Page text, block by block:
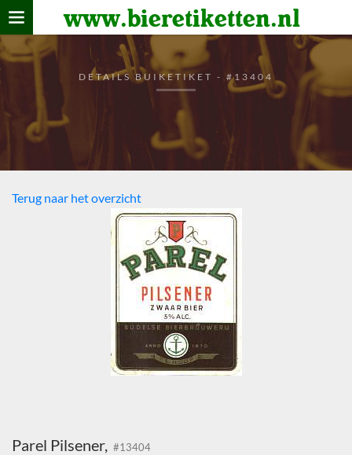
www.bieretiketten.nl
Home
verzamelen
De bierkaart
Bezoekers
DETAILS BUIKETIKET - #13404
Terug naar het overzicht
Parel Pilsener, #13404